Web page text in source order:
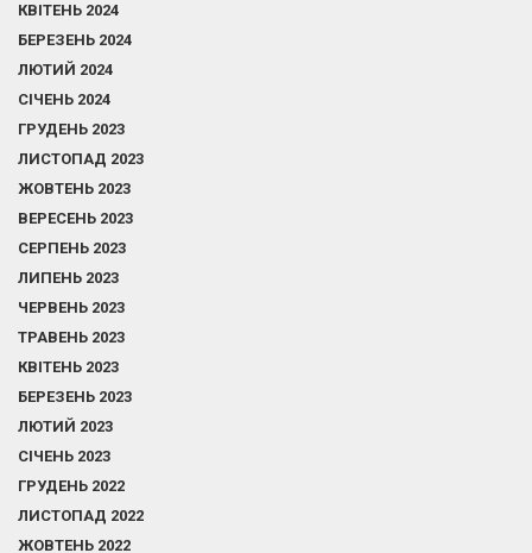
КВІТЕНЬ 2024
БЕРЕЗЕНЬ 2024
ЛЮТИЙ 2024
СІЧЕНЬ 2024
ГРУДЕНЬ 2023
ЛИСТОПАД 2023
ЖОВТЕНЬ 2023
ВЕРЕСЕНЬ 2023
СЕРПЕНЬ 2023
ЛИПЕНЬ 2023
ЧЕРВЕНЬ 2023
ТРАВЕНЬ 2023
КВІТЕНЬ 2023
БЕРЕЗЕНЬ 2023
ЛЮТИЙ 2023
СІЧЕНЬ 2023
ГРУДЕНЬ 2022
ЛИСТОПАД 2022
ЖОВТЕНЬ 2022